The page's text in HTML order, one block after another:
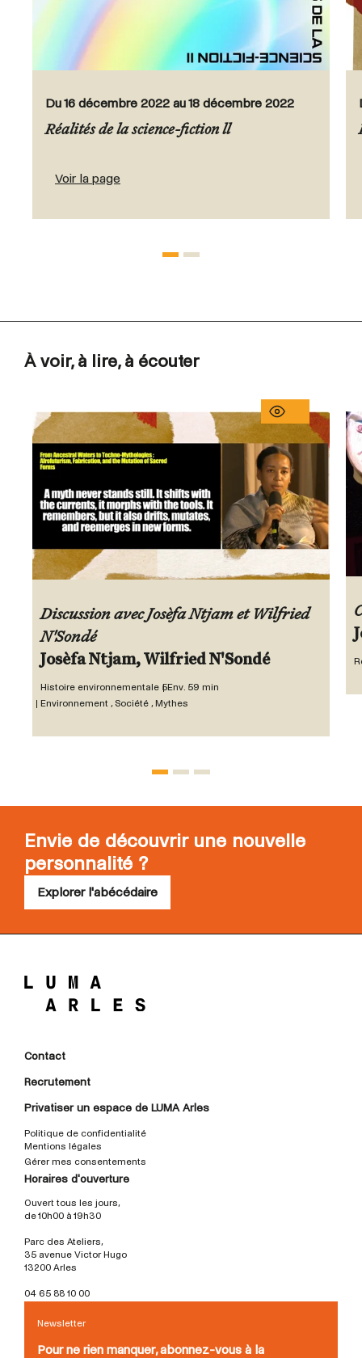
Réalités de la science-fiction ll
Du 16 décembre 2022 au 18 décembre 2022
Voir la page
À voir, à lire, à écouter
Discussion avec Josèfa Ntjam et Wilfried
N'Sondé
Josèfa Ntjam, Wilfried N'Sondé
Histoire environnementale 5Env. 59 min
Environnement , Société , Mythes
Envie de découvrir une nouvelle
personnalité ?
Explorer l'abécédaire
Contact
Recrutement
Privatiser un espace de LUMA Arles
Politique de confidentialité
Mentions légales
Gérer mes consentements
Horaires d'ouverture
Ouvert tous les jours,
de 10h00 à 19h30
Parc des Ateliers,
35 avenue Victor Hugo
13200 Arles
04 65 88 10 00
Newsletter
Pour ne rien manquer, abonnez-vous à la